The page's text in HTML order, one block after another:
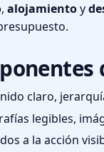
, alojamientoy
claro,
legibles,
a la acción